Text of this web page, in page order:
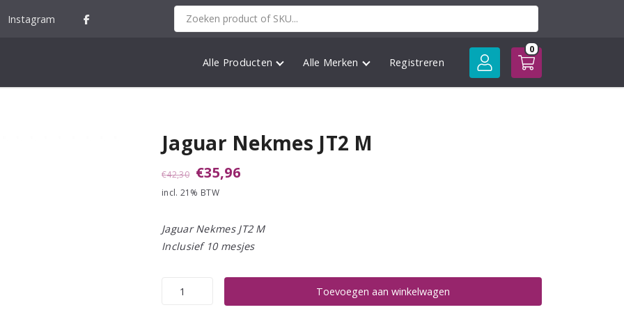
Instagram
Alle Producten Alle Merken Registreren
0
Jaguar Nekmes JT2 M
€42,30 Oorspronkelijke
prijs
was:
€42,30.
€35,96Huidige
is:
€35,96.
incl. 21% BTW
Jaguar Nekmes JT2 M
Inclusief 10 mesjes
Jaguar
Toevoegen aan winkelwagen